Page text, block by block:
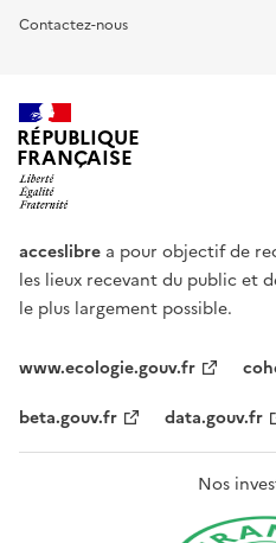
Contactez-nous
RÉPUBLIQUE
FRANÇAISE
acceslibre a pour objectif de
les lieux recevant du public et
le plus largement possible.
www.ecologie.gouv.fr
beta.gouv.fr
data.gouv.fr
Nos